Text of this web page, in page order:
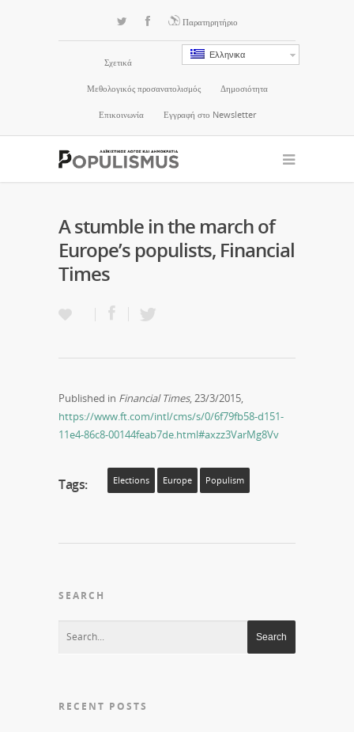
Παρατηρητήριο
Ελληνικα
Σχετικά
Μεθολογικός προσανατολισμός Δημοσιότητα
Επικοινωνία Εγγραφή στο Newsletter
A stumble in the march of
Europe’s populists, Financial
Times
Published in Financial Times, 23/3/2015,
https://www.ft.com/intl/cms/s/0/6f79fb58-d151-
11e4-86c8-00144feab7de.html#axzz3VarMg8Vv
Tags: Elections Europe Populism
SEARCH
RECENT POSTS